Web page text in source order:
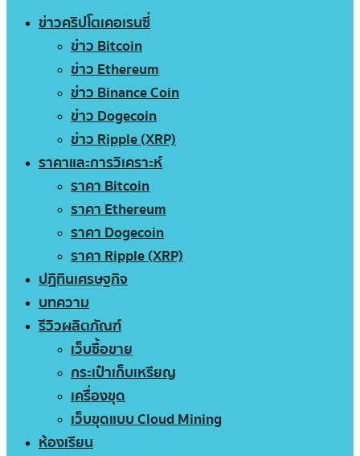
ข่าวคริปโตเคอเรนซี่
ข่าว Bitcoin
ข่าว Ethereum
ข่าว Binance Coin
ข่าว Dogecoin
ข่าว Ripple (XRP)
ราคาและการวิเคราะห์
ราคา Bitcoin
ราคา Ethereum
ราคา Dogecoin
ราคา Ripple (XRP)
ปฏิทินเศรษฐกิจ
บทความ
รีวิวผลิตภัณฑ์
เว็บซื้อขาย
กระเป๋าเก็บเหรียญ
เครื่องขุด
เว็บขุดแบบ Cloud Mining
ห้องเรียน